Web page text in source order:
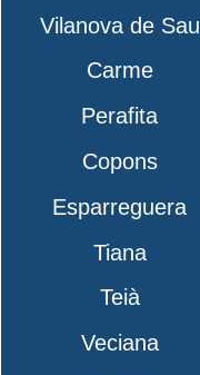
Vilanova de Sau
Carme
Perafita
Copons
Esparreguera
Tiana
Teià
Veciana